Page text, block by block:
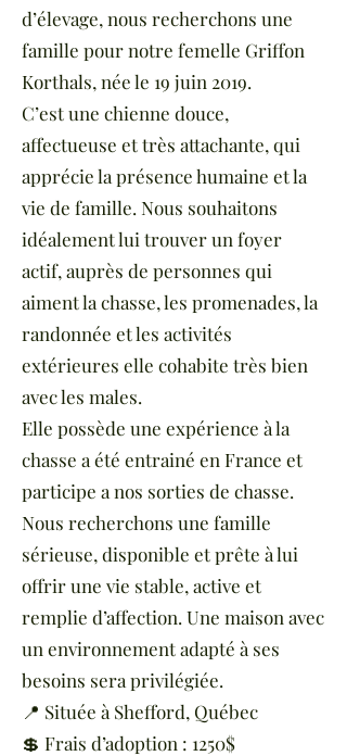
d’élevage, nous recherchons une
famille pour notre femelle Griffon
Korthals, née le 19 juin 2019.
C’est une chienne douce,
affectueuse et très attachante, qui
apprécie la présence humaine et la
vie de famille. Nous souhaitons
idéalement lui trouver un foyer
actif, auprès de personnes qui
aiment la chasse, les promenades, la
randonnée et les activités
extérieures elle cohabite très bien
avec les males.
Elle possède une expérience à la
chasse a été entrainé en France et
participe a nos sorties de chasse.
Nous recherchons une famille
sérieuse, disponible et prête à lui
offrir une vie stable, active et
remplie d’affection. Une maison avec
un environnement adapté à ses
besoins sera privilégiée.
📍 Située à Shefford, Québec
💲 Frais d’adoption : 1250$